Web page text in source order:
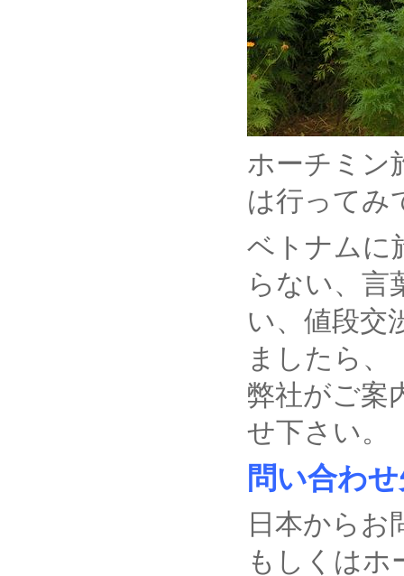
ホーチミン
は行ってみ
ベトナムに
らない、言
い、値段交
ましたら、
弊社がご案
せ下さい。
問い合わ
日本から
もしくはホ